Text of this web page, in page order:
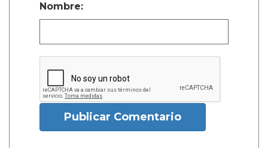
Nombre:
Publicar Comentario